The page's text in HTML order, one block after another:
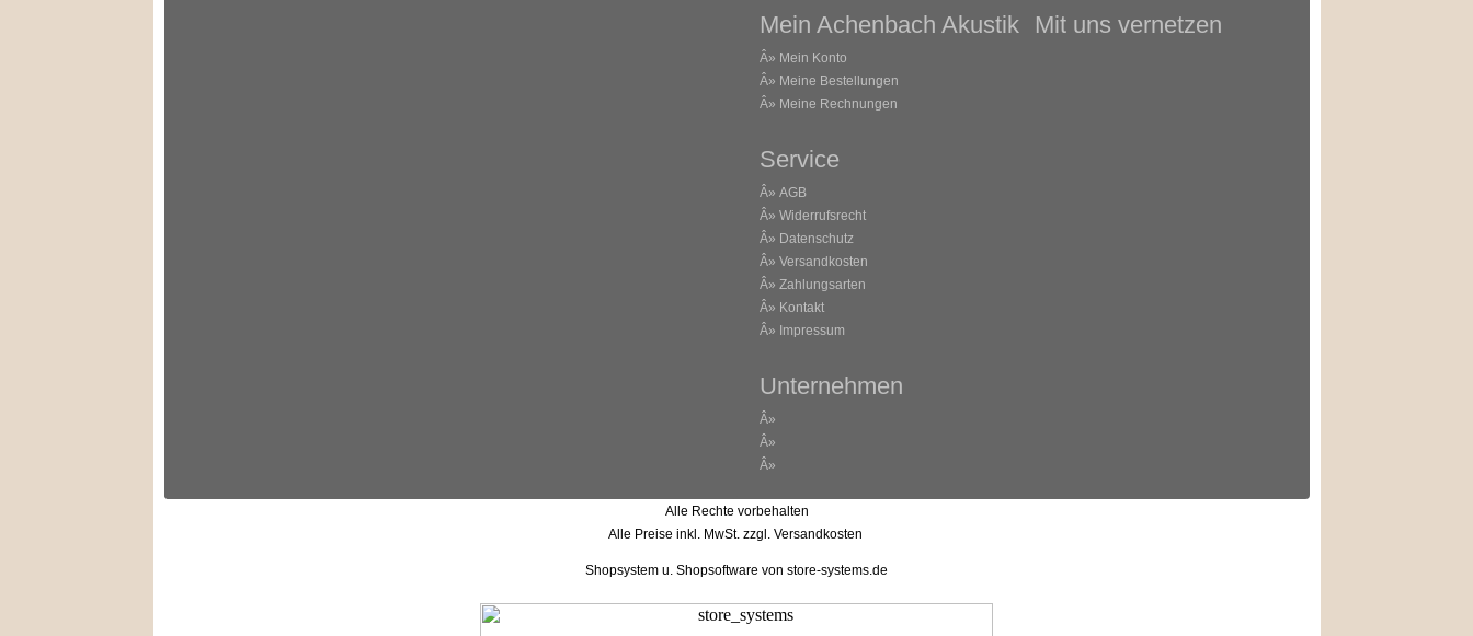
Mein Achenbach Akustik
Â» Mein Konto
Â» Meine Bestellungen
Â» Meine Rechnungen
Service
Â» AGB
Â» Widerrufsrecht
Â» Datenschutz
Â» Versandkosten
Â» Zahlungsarten
Â» Kontakt
Â» Impressum
Unternehmen
Â»
Â»
Â»
Mit uns vernetzen
Alle Rechte vorbehalten
Alle Preise inkl. MwSt. zzgl. Versandkosten
Shopsystem u. Shopsoftware von store-systems.de